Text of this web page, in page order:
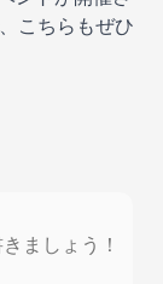
こちらもぜひ
ましょう！